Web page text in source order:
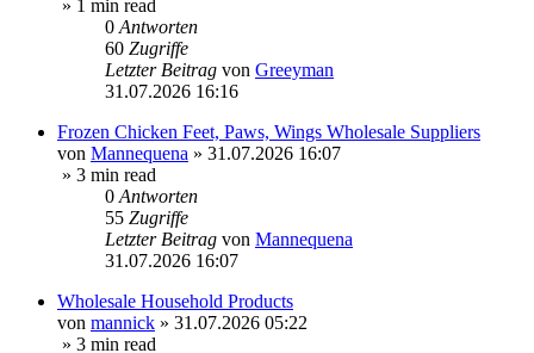
» 1 min read
0 Antworten
60 Zugriffe
Letzter Beitrag von Greeyman
31.07.2026 16:16
Frozen Chicken Feet, Paws, Wings Wholesale Suppliers
von Mannequena » 31.07.2026 16:07
» 3 min read
0 Antworten
55 Zugriffe
Letzter Beitrag von Mannequena
31.07.2026 16:07
Wholesale Household Products
von mannick » 31.07.2026 05:22
» 3 min read